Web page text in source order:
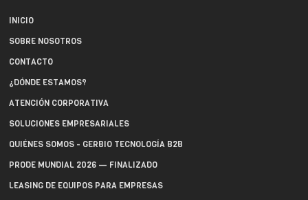
INICIO
SOBRE NOSOTROS
CONTACTO
¿DÓNDE ESTAMOS?
ATENCIÓN CORPORATIVA
SOLUCIONES EMPRESARIALES
QUIÉNES SOMOS - GERBIO TECNOLOGÍA B2B
PRODE MUNDIAL 2026 — FINALIZADO
LEASING DE EQUIPOS PARA EMPRESAS